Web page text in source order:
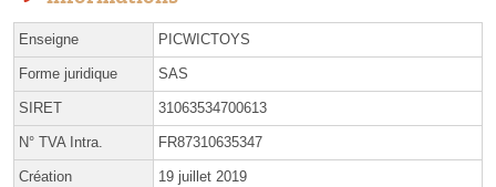
Enseigne PICWICTOYS
Forme juridique SAS
SIRET 31063534700613
N° TVA Intra. FR87310635347
Création 19 juillet 2019